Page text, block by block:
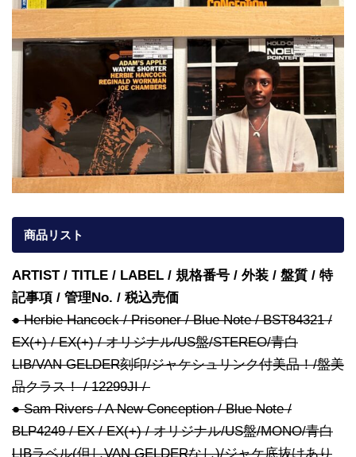
商品リスト
ARTIST / TITLE / LABEL / 規格番号 / 外装 / 盤質 / 特
記事項 / 管理No. / 税込売価
● Herbie Hancock / Prisoner / Blue Note / BST84321 /
EX(+) / EX(+) / オリジナル/US盤/STEREO/青白
LIB/VAN GELDER刻印/ジャケシュリンク付美品！/盤美
品クラス！ / 12299JI /
● Sam Rivers / A New Conception / Blue Note /
BLP4249 / EX / EX(+) / オリジナル/US盤/MONO/青白
LIBラベル(但しVAN GELDERなし)/ジャケ底抜けあり